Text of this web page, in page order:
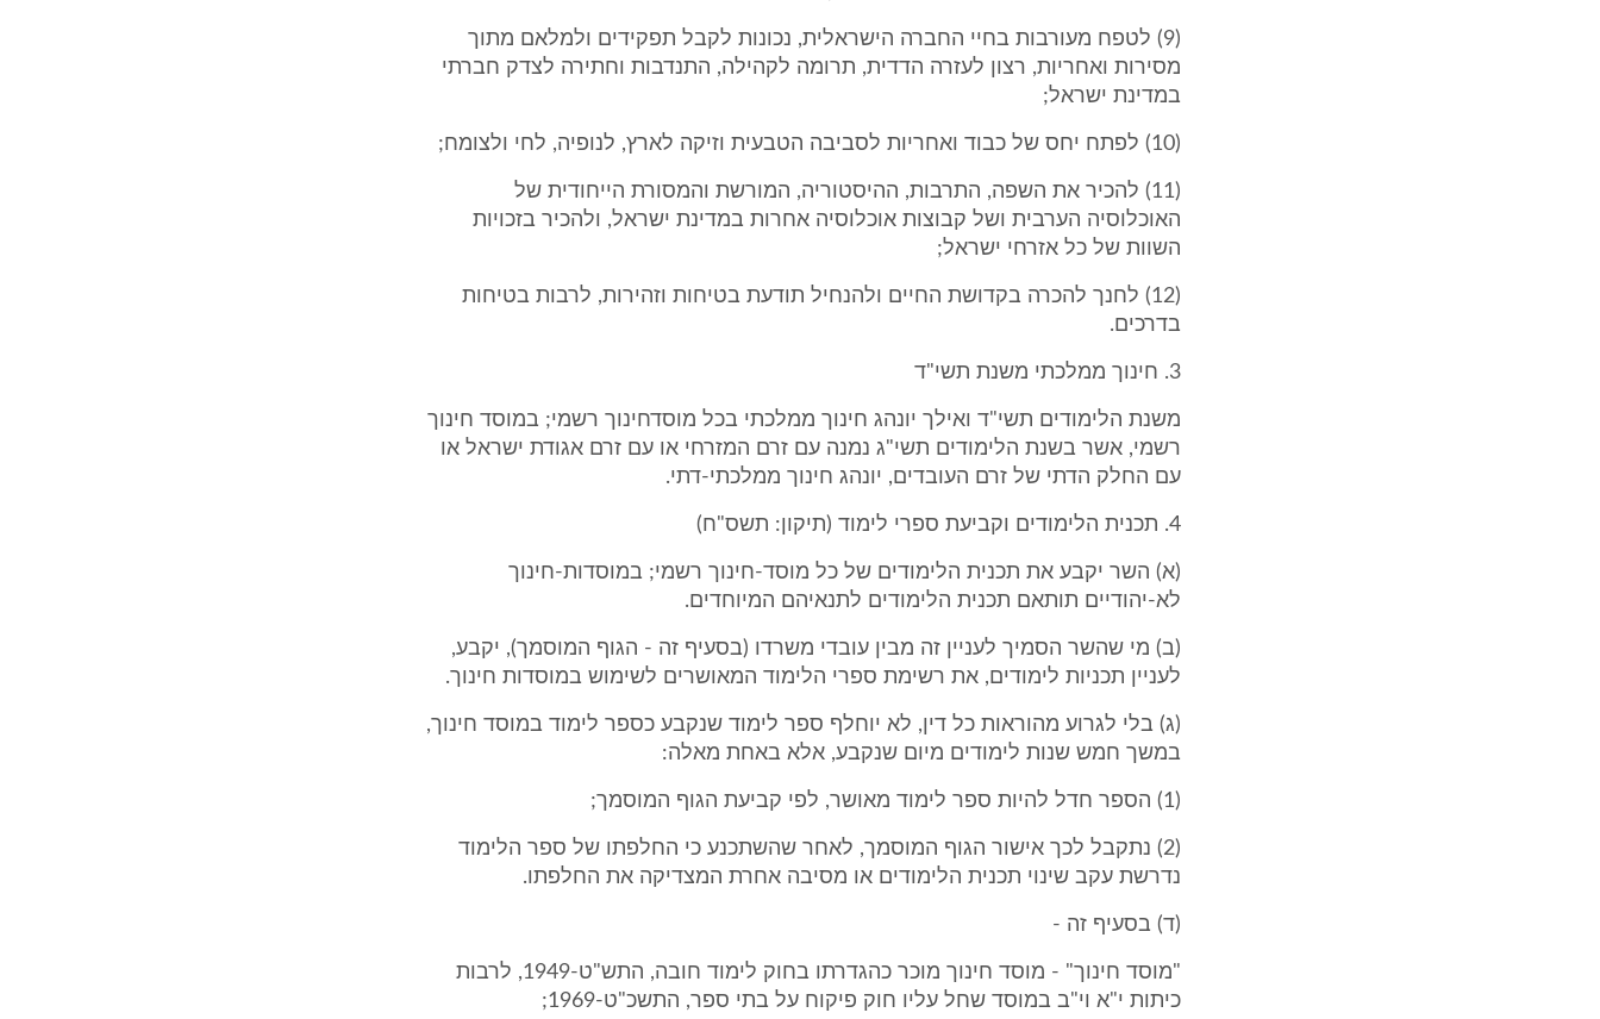
(9) לטפח מעורבות בחיי החברה הישראלית, נכונות לקבל תפקידים ולמלאם מתוך
מסירות ואחריות, רצון לעזרה הדדית, תרומה לקהילה, התנדבות וחתירה לצדק חברתי
במדינת ישראל;
(10) לפתח יחס של כבוד ואחריות לסביבה הטבעית וזיקה לארץ, לנופיה, לחי ולצומח;
(11) להכיר את השפה, התרבות, ההיסטוריה, המורשת והמסורת הייחודית של
האוכלוסיה הערבית ושל קבוצות אוכלוסיה אחרות במדינת ישראל, ולהכיר בזכויות
השוות של כל אזרחי ישראל;
(12) לחנך להכרה בקדושת החיים ולהנחיל תודעת בטיחות וזהירות, לרבות בטיחות
בדרכים.
3. חינוך ממלכתי משנת תשי"ד
משנת הלימודים תשי"ד ואילך יונהג חינוך ממלכתי בכל מוסדחינוך רשמי; במוסד חינוך
רשמי, אשר בשנת הלימודים תשי"ג נמנה עם זרם המזרחי או עם זרם אגודת ישראל או
עם החלק הדתי של זרם העובדים, יונהג חינוך ממלכתי-דתי.
4. תכנית הלימודים וקביעת ספרי לימוד (תיקון: תשס"ח)
(א) השר יקבע את תכנית הלימודים של כל מוסד-חינוך רשמי; במוסדות-חינוך
לא-יהודיים תותאם תכנית הלימודים לתנאיהם המיוחדים.
(ב) מי שהשר הסמיך לעניין זה מבין עובדי משרדו (בסעיף זה - הגוף המוסמך), יקבע,
לעניין תכניות לימודים, את רשימת ספרי הלימוד המאושרים לשימוש במוסדות חינוך.
(ג) בלי לגרוע מהוראות כל דין, לא יוחלף ספר לימוד שנקבע כספר לימוד במוסד חינוך,
במשך חמש שנות לימודים מיום שנקבע, אלא באחת מאלה:
(1) הספר חדל להיות ספר לימוד מאושר, לפי קביעת הגוף המוסמך;
(2) נתקבל לכך אישור הגוף המוסמך, לאחר שהשתכנע כי החלפתו של ספר הלימוד
נדרשת עקב שינוי תכנית הלימודים או מסיבה אחרת המצדיקה את החלפתו.
(ד) בסעיף זה -
"מוסד חינוך" - מוסד חינוך מוכר כהגדרתו בחוק לימוד חובה, התש"ט-1949, לרבות
כיתות י"א וי"ב במוסד שחל עליו חוק פיקוח על בתי ספר, התשכ"ט-1969;